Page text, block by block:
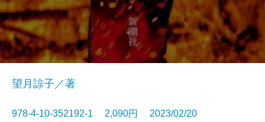
望月諒子／著
978-4-10-352192-1 2,090円 2023/02/20